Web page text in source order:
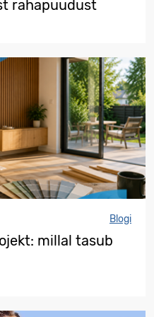
rahapuudust
Blogi
millal tasub